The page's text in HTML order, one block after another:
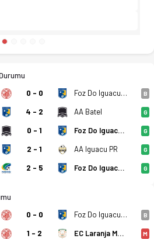
0 - 0 Foz Do Iguacu PR B
4 - 2 AA Batel G
0 - 1 Foz Do Iguacu PR G
2 - 1 AA Iguacu PR G
2 - 5 Foz Do Iguacu PR G
0 - 0 Foz Do Iguacu PR B
1 - 2 EC Laranja Mecanica PR M